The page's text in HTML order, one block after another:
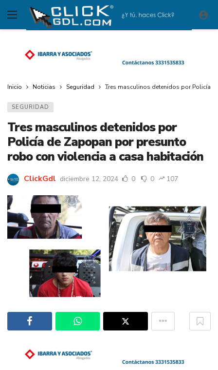
Inicio Noticias Seguridad Tres masculinos detenidos por Policía
SEGURIDAD
Tres masculinos detenidos por
Policía de Zapopan por presunto
robo con violencia a casa habitación
ClickGdl diciembre 12, 2024 0 0 107